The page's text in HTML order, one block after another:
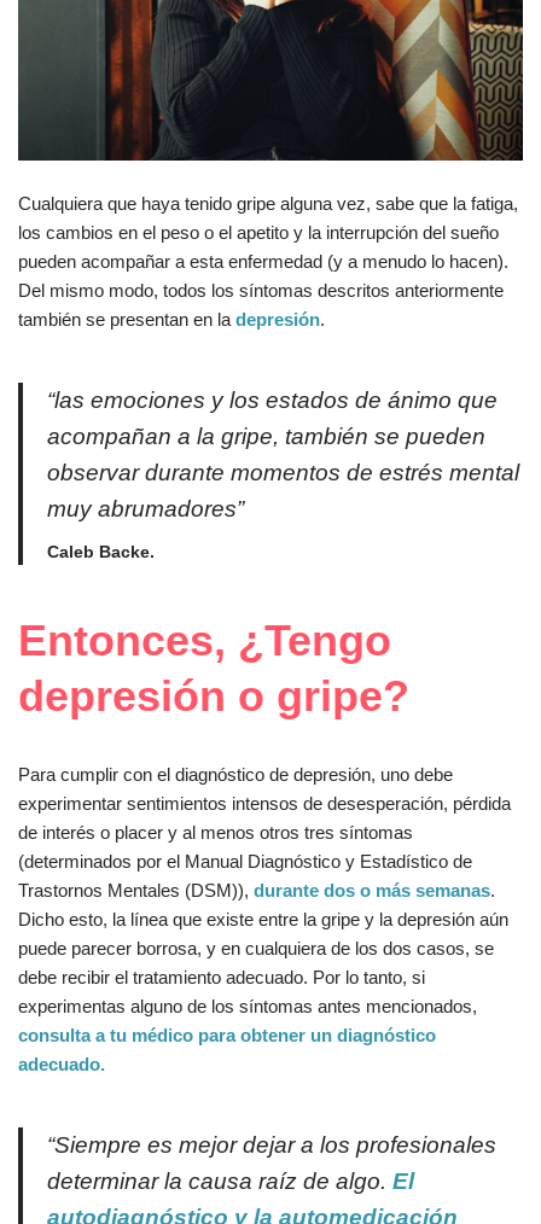
Cualquiera que haya tenido gripe alguna vez, sabe que la fatiga,
los cambios en el peso o el apetito y la interrupción del sueño
pueden acompañar a esta enfermedad (y a menudo lo hacen).
Del mismo modo, todos los síntomas descritos anteriormente
también se presentan en la depresión.
“las emociones y los estados de ánimo que
acompañan a la gripe, también se pueden
observar durante momentos de estrés mental
muy abrumadores”
Caleb Backe.
Entonces, ¿Tengo
depresión o gripe?
Para cumplir con el diagnóstico de depresión, uno debe
experimentar sentimientos intensos de desesperación, pérdida
de interés o placer y al menos otros tres síntomas
(determinados por el Manual Diagnóstico y Estadístico de
Trastornos Mentales (DSM)), durante dos o más semanas.
Dicho esto, la línea que existe entre la gripe y la depresión aún
puede parecer borrosa, y en cualquiera de los dos casos, se
debe recibir el tratamiento adecuado. Por lo tanto, si
experimentas alguno de los síntomas antes mencionados,
consulta a tu médico para obtener un diagnóstico
adecuado.
“Siempre es mejor dejar a los profesionales
determinar la causa raíz de algo. El
autodiagnóstico y la automedicación